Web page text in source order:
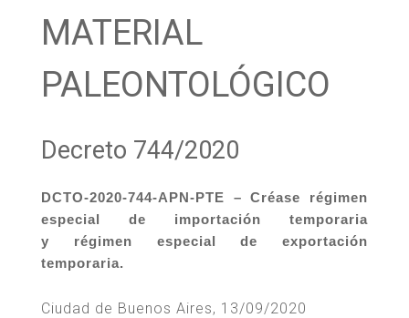
MATERIAL
PALEONTOLÓGICO
Decreto 744/2020
DCTO-2020-744-APN-PTE – Créase régimen
especial de importación temporaria
y régimen especial de exportación
temporaria.
Ciudad de Buenos Aires, 13/09/2020